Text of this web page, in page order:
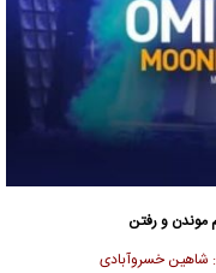
موندن و رفتن
شاهین خسروآبادی